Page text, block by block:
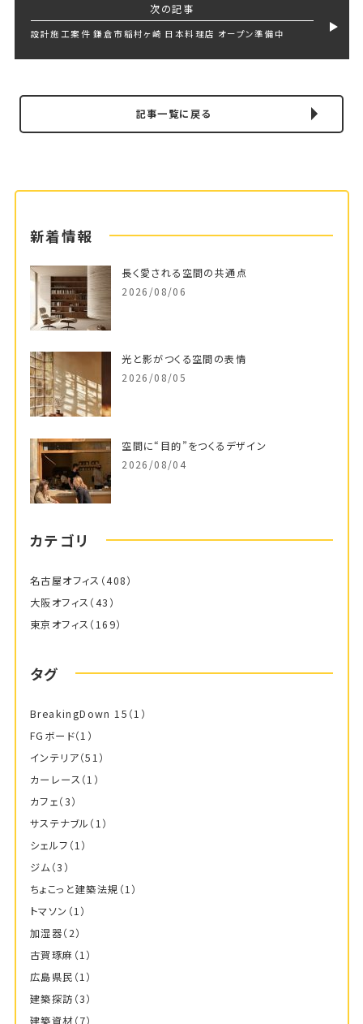
次の記事
設計施工案件 鎌倉市稲村ヶ崎 日本料理店 オープン準備中
記事一覧に戻る
新着情報
長く愛される空間の共通点
2026/08/06
光と影がつくる空間の表情
2026/08/05
空間に“目的”をつくるデザイン
2026/08/04
カテゴリ
名古屋オフィス （408）
大阪オフィス （43）
東京オフィス （169）
タグ
BreakingDown 15 （1）
FGボード（1）
インテリア（51）
カーレース （1）
カフェ（3）
サステナブル （1）
シェルフ （1）
ジム（3）
ちょこっと建築法規 （1）
トマソン （1）
加湿器（2）
古賀琢麻 （1）
広島県民 （1）
建築探訪 （3）
建築資材（7）